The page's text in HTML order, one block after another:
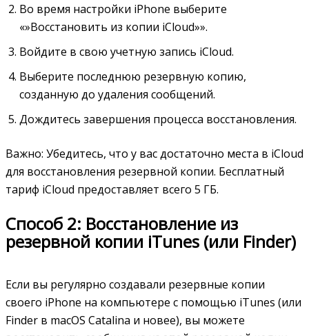
Во время настройки iPhone выберите
«»Восстановить из копии iCloud»».
Войдите в свою учетную запись iCloud.
Выберите последнюю резервную копию,
созданную до удаления сообщений.
Дождитесь завершения процесса восстановления.
Важно: Убедитесь, что у вас достаточно места в iCloud
для восстановления резервной копии. Бесплатный
тариф iCloud предоставляет всего 5 ГБ.
Способ 2: Восстановление из
резервной копии iTunes (или Finder)
Если вы регулярно создавали резервные копии
своего iPhone на компьютере с помощью iTunes (или
Finder в macOS Catalina и новее), вы можете